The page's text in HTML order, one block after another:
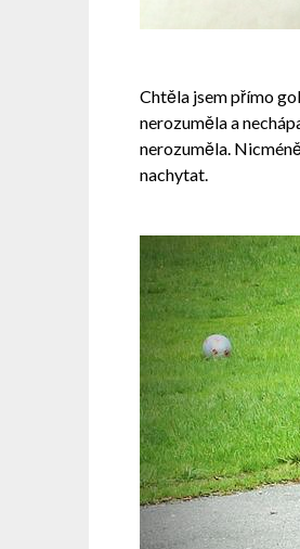
Chtěla jsem přímo
nerozuměla a
nerozuměla.
nachytat.